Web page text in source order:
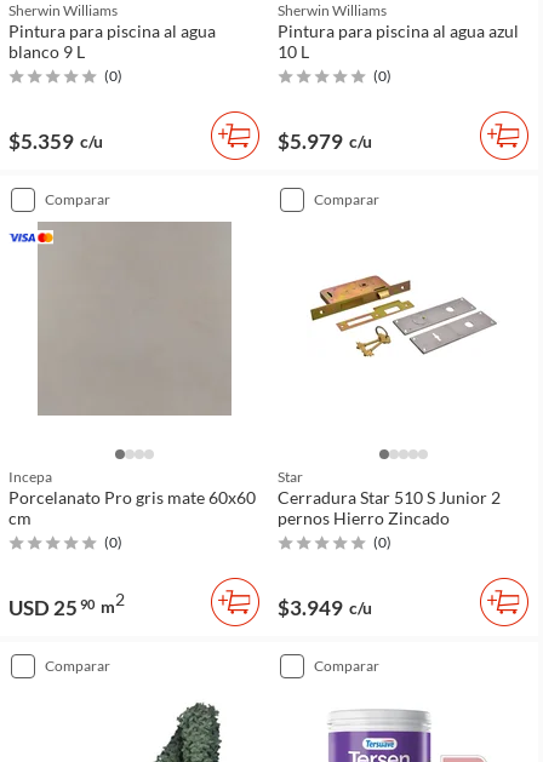
Sherwin Williams
Pintura para piscina al agua
blanco 9 L
(0)
$5.359 c/u
Sherwin Williams
Pintura para piscina al agua azul
10 L
(0)
$5.979 c/u
comparar
Incepa
Porcelanato Pro gris mate 60x60
cm
(0)
USD 25 90 m2
comparar
Star
Cerradura Star 510 S Junior 2
pernos Hierro Zincado
(0)
$3.949 c/u
comparar comparar